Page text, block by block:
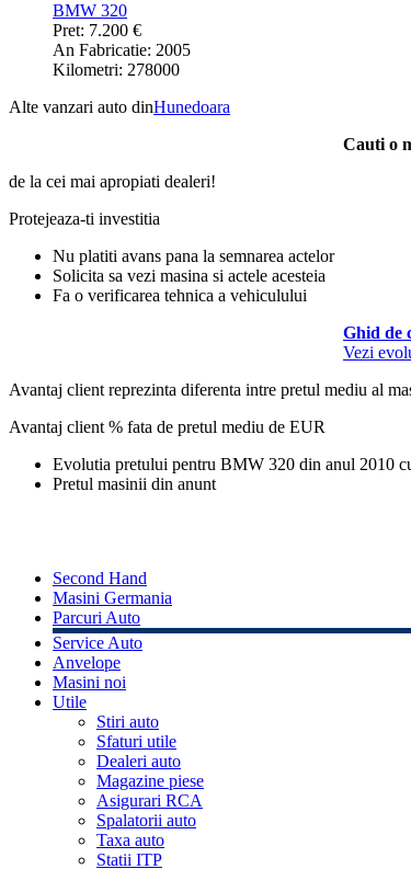
BMW 320
Pret: 7.200 €
An Fabricatie: 2005
Kilometri: 278000
Alte vanzari auto dinHunedoara
Cauti o
de la cei mai apropiati dealeri!
Protejeaza-ti investitia
Nu platiti avans pana la semnarea actelor
Solicita sa vezi masina si actele acesteia
Fa o verificarea tehnica a vehiculului
Ghid de
Vezi
Avantaj client reprezinta diferenta intre pretul mediu al
Avantaj client % fata de pretul mediu de EUR
Evolutia pretului pentru BMW 320 din anul 2010
Pretul masinii din anunt
Second Hand
Masini Germania
Parcuri Auto
Service Auto
Anvelope
Masini noi
Utile
Stiri auto
Sfaturi utile
Dealeri auto
Magazine piese
Asigurari RCA
Spalatorii auto
Taxa auto
Statii ITP